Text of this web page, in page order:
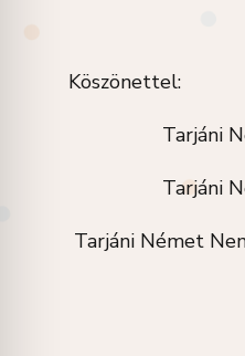
Köszönettel:
Tarjáni Német
Tarjáni
Tarjáni Német